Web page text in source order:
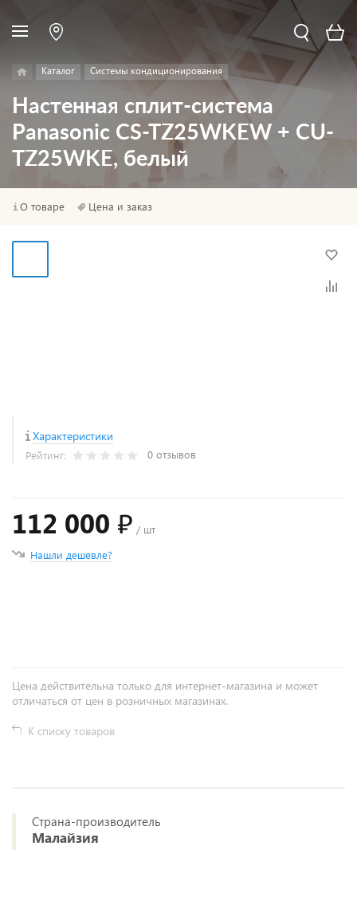
Каталог Системы кондиционирования
Настенная сплит-система
Panasonic CS-TZ25WKEW + CU-
TZ25WKE, белый
О товаре Цена и заказ
Характеристики
Рейтинг: 0 отзывов
112 000 ₽ / шт
Нашли дешевле?
Цена действительна только для интернет-магазина и может
отличаться от цен в розничных магазинах.
К списку товаров
Страна-производитель
Малайзия